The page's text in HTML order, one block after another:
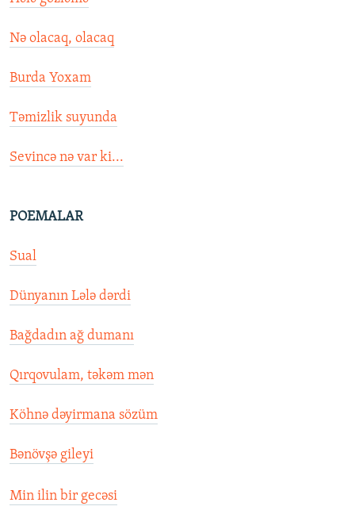
Nə olacaq, olacaq
Burda Yoxam
Təmizlik suyunda
Sevincə nə var ki...
POEMALAR
Sual
Dünyanın Lələ dərdi
Bağdadın ağ dumanı
Qırqovulam, təkəm mən
Köhnə dəyirmana sözüm
Bənövşə gileyi
Min ilin bir gecəsi